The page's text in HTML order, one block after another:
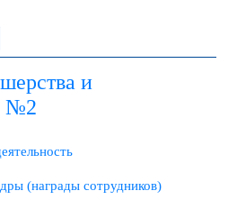
и
№2
(награды сотрудников)